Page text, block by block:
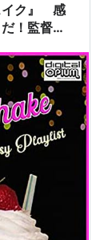
イク』 感
！監督の